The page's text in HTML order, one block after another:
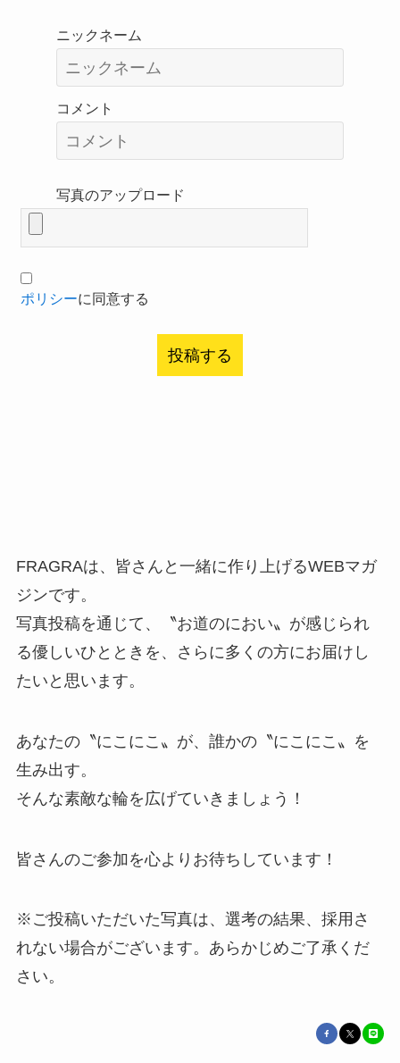
ニックネーム
コメント
写真のアップロード
ポリシーに同意する
FRAGRAは、皆さんと一緒に作り上げるWEBマガ
ジンです。
写真投稿を通じて、〝お道のにおい〟が感じられ
る優しいひとときを、さらに多くの方にお届けし
たいと思います。
あなたの〝にこにこ〟が、誰かの〝にこにこ〟を
生み出す。
そんな素敵な輪を広げていきましょう！
皆さんのご参加を心よりお待ちしています！
※ご投稿いただいた写真は、選考の結果、採用さ
れない場合がございます。あらかじめご了承くだ
さい。